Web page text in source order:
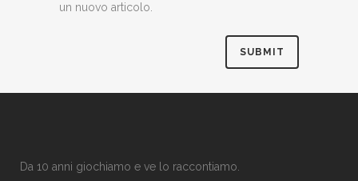
un nuovo articolo.
Da 10 anni giochiamo e ve lo raccontiamo.